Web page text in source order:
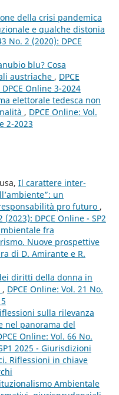
della crisi pandemica
e qualche distonia
No. 2 (2020): DPCE
blu? Cosa
austriache , DPCE
Online 3-2024
elettorale tedesca non
, DPCE Online: Vol.
2-2023
Il carattere inter-
un
pro futuro ,
(2023): DPCE Online - SP2
fra
Nuove prospettive
di D. Amirante e R.
diritti della donna in
, DPCE Online: Vol. 21 No.
sulla rilevanza
nel panorama del
Online: Vol. 66 No.
2025 - Giurisdizioni
Riflessioni in chiave
Ambientale